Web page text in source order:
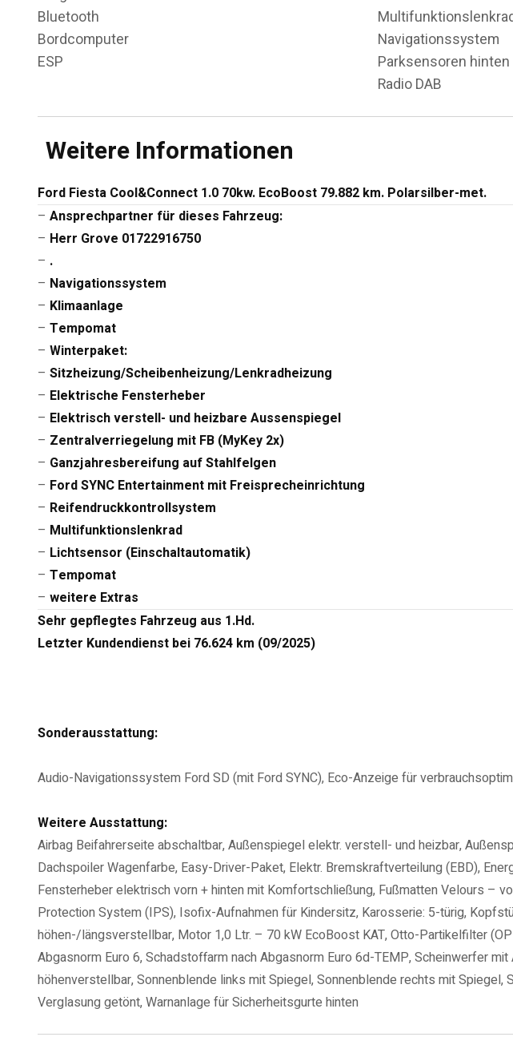
Bluetooth
Bordcomputer
ESP
Navigationssystem
Parksensoren hinten
Radio DAB
Weitere Informationen
Ford Fiesta Cool&Connect 1.0 70kw. EcoBoost 79.882 km. Polarsilber-met.
– Ansprechpartner für dieses Fahrzeug:
– Herr Grove 01722916750
– .
– Navigationssystem
– Klimaanlage
– Tempomat
– Winterpaket:
– Sitzheizung/Scheibenheizung/Lenkradheizung
– Elektrische Fensterheber
– Elektrisch verstell- und heizbare Aussenspiegel
– Zentralverriegelung mit FB (MyKey 2x)
– Ganzjahresbereifung auf Stahlfelgen
– Ford SYNC Entertainment mit Freisprecheinrichtung
– Reifendruckkontrollsystem
– Multifunktionslenkrad
– Lichtsensor (Einschaltautomatik)
– Tempomat
– weitere Extras
Sehr gepflegtes Fahrzeug aus 1.Hd.
Letzter Kundendienst bei 76.624 km (09/2025)
Sonderausstattung:
Audio-Navigationssystem Ford SD (mit Ford SYNC), Eco-Anzeige für
Weitere Ausstattung:
Airbag Beifahrerseite abschaltbar, Außenspiegel elektr. verstell- und heizbar,
Dachspoiler Wagenfarbe, Easy-Driver-Paket, Elektr. Bremskraftverteilung (EBD),
Fensterheber elektrisch vorn + hinten mit Komfortschließung, Fußmatten Velours –
Protection System (IPS), Isofix-Aufnahmen für Kindersitz, Karosserie: 5-türig,
höhen-/längsverstellbar, Motor 1,0 Ltr. – 70 kW EcoBoost KAT, Otto-Partikelfilter
Abgasnorm Euro 6, Schadstoffarm nach Abgasnorm Euro 6d-TEMP, Scheinwerfer
höhenverstellbar, Sonnenblende links mit Spiegel, Sonnenblende rechts mit
Verglasung getönt, Warnanlage für Sicherheitsgurte hinten